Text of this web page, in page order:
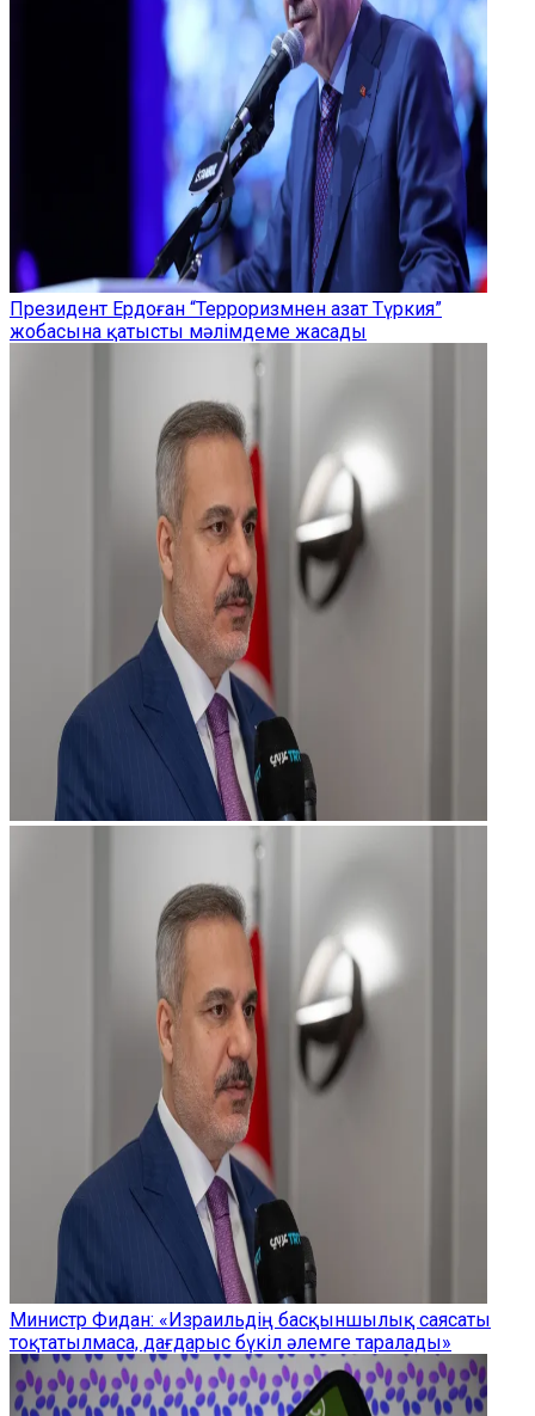
Президент Ердоған “Терроризмнен азат Түркия”
жобасына қатысты мәлімдеме жасады
Министр Фидан: «Израильдің басқыншылық саясаты
тоқтатылмаса, дағдарыс бүкіл әлемге таралады»